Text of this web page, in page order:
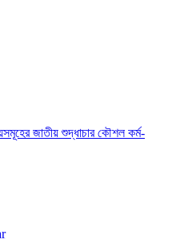
জাতীয় শুদ্ধাচার কৌশল কর্ম-